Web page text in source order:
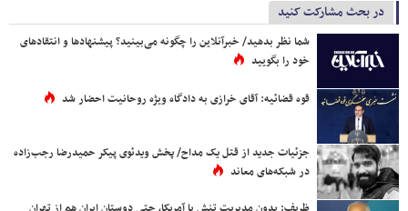
در بحث مشارکت کنید
شما نظر بدهید/ خبرآنلاین را چگونه می‌بینید؟ پیشنهادها و انتقادهای
خود را بگویید
قوه قضائیه: آقای خرازی به دادگاه ویژه روحانیت احضار شد
جزئیات جدید از قتل یک مداح/ پخش ویدئوی پیکر حمیدرضا رجب‌زاده
در شبکه‌های معاند